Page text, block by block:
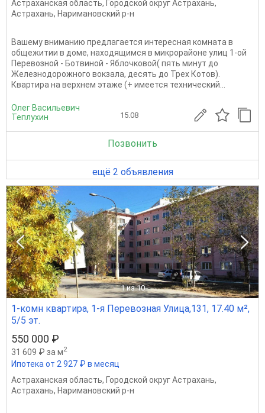
Астраханская область, Городской округ Астрахань,
Астрахань, Наримановский р-н
Вашему вниманию предлагается интересная комната в
общежитии в доме, находящимся в микрорайоне улиц 1-ой
Перевозной - Ботвиной - Яблочковой( пять минут до
Железнодорожного вокзала, десять до Трех Котов).
Квартира на верхнем этаже (+ имеется технический...
Олег Васильевич
Теплухин
15.08
Позвонить
ещё 2 объявления
1 из 10
1-комн квартира, 1-я Перевозная Улица,131, 17.40 м²,
5/5 эт.
550 000 ₽
31 609 ₽ за м2
Ипотека от 2 927 ₽ в месяц
Астраханская область, Городской округ Астрахань,
Астрахань, Наримановский р-н